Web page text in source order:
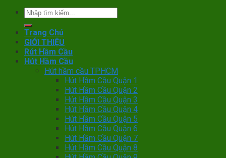
Trang Chủ
GIỚI THIỆU
Rút Hầm Cầu
Hút Hầm Cầu
Hút hầm cầu TPHCM
Hút Hầm Cầu Quận 1
Hút Hầm Cầu Quận 2
Hút Hầm Cầu Quận 3
Hút Hầm Cầu Quận 4
Hút Hầm Cầu Quận 5
Hút Hầm Cầu Quận 6
Hút Hầm Cầu Quận 7
Hút Hầm Cầu Quận 8